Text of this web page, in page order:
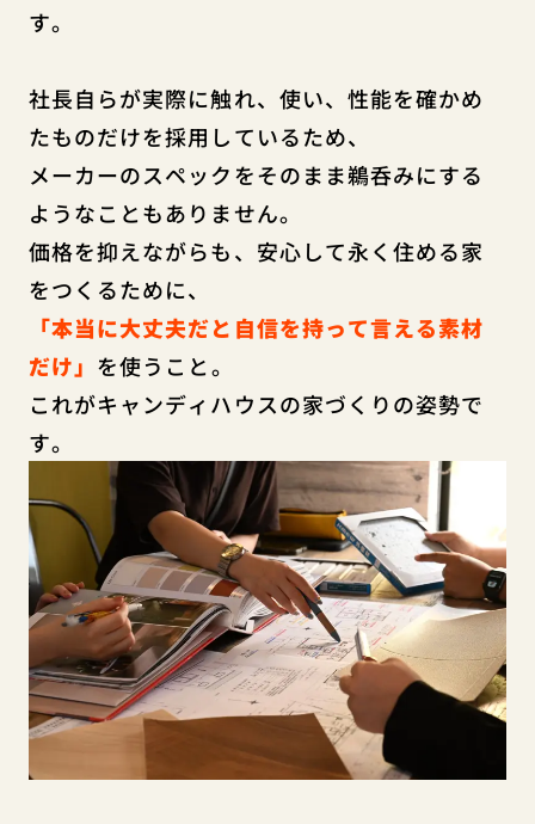
す。
社長自らが実際に触れ、使い、性能を確かめ
たものだけを採用しているため、
メーカーのスペックをそのまま鵜呑みにする
ようなこともありません。
価格を抑えながらも、安心して永く住める家
をつくるために、
「本当に大丈夫だと自信を持って言える素材
だけ」 を使うこと。
これがキャンディハウスの家づくりの姿勢で
す。